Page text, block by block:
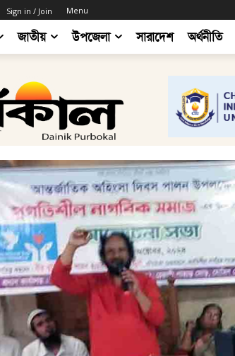
Sign in / Join Menu
জাতীয় উপজেলা সারাদেশ অর্থনীতি